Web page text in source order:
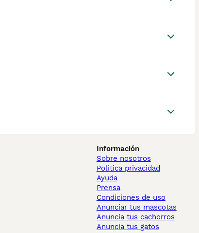
Información
Sobre nosotros
Politica privacidad
Ayuda
Prensa
Condiciones de uso
Anunciar tus mascotas
Anuncia tus cachorros
Anuncia tus gatos